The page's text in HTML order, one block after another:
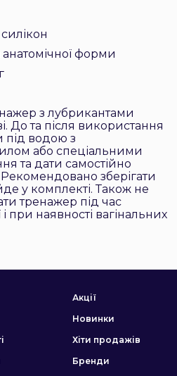
форми
з лубрикантами
До та після використання
під водою з
або спеціальними
та дати самостійно
зберігати
у комплекті. Також не
тренажер під час
і при наявності вагінальних
Акції
Новинки
Хіти продажів
Бренди